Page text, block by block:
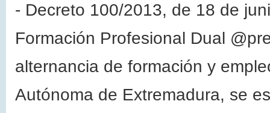
- Decreto 100/2013, de 18 de
Formación Profesional Dual
alternancia de formación y
Autónoma de Extremadura, se